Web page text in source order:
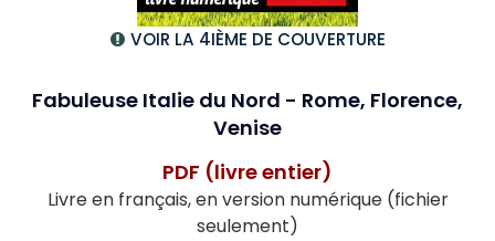
VOIR LA 4IÈME DE COUVERTURE
Fabuleuse Italie du Nord - Rome, Florence,
Venise
PDF (livre entier)
Livre en français, en version numérique (fichier
seulement)